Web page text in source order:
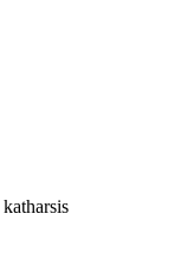
katharsis